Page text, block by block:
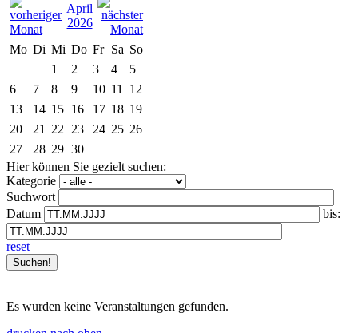
April
2026
Mo Di Mi Do Fr Sa So
1
2 3 4
5
6
7 8 9 10 11
12
13
14 15 16 17 18 19
20
21 22 23 24 25 26
27
28 29 30
Hier können Sie gezielt suchen:
Kategorie
Suchwort
Datum
bis:
reset
Es wurden keine Veranstaltungen gefunden.